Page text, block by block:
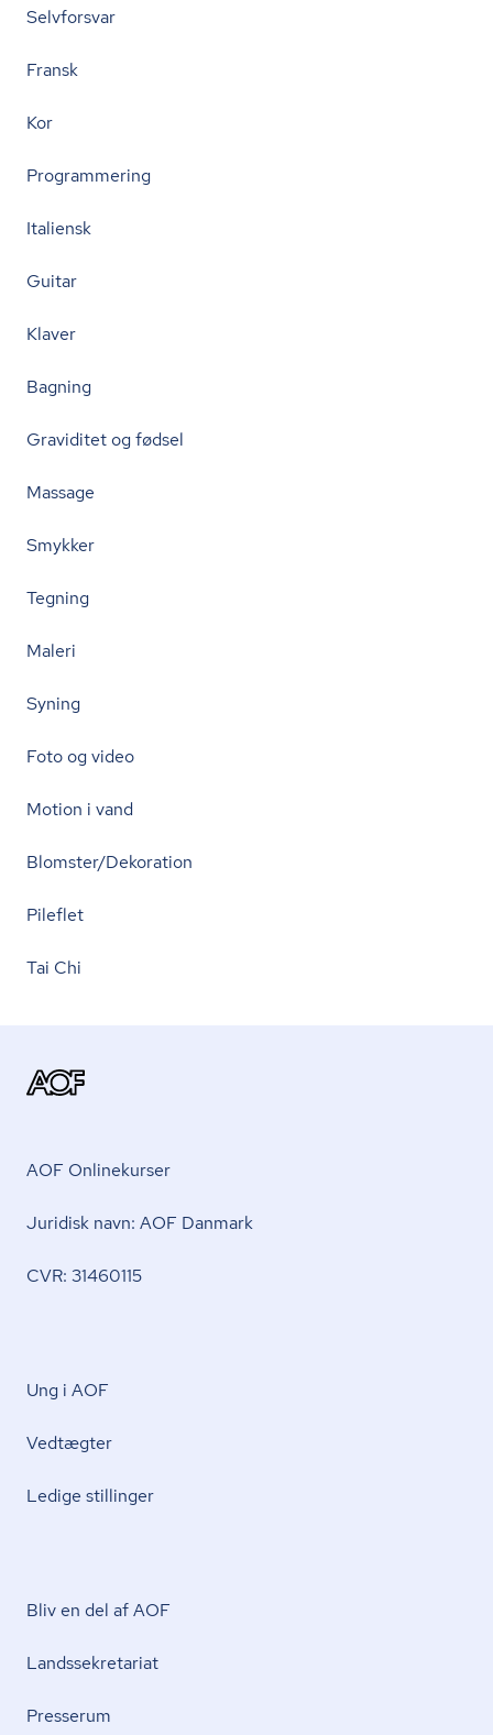
Selvforsvar
Fransk
Kor
Programmering
Italiensk
Guitar
Klaver
Bagning
Graviditet og fødsel
Massage
Smykker
Tegning
Maleri
Syning
Foto og video
Motion i vand
Blomster/Dekoration
Pileflet
Tai Chi
AOF Onlinekurser
Juridisk navn: AOF Danmark
CVR: 31460115
Ung i AOF
Vedtægter
Ledige stillinger
Bliv en del af AOF
Lands­se­kre­ta­ri­at
Presserum